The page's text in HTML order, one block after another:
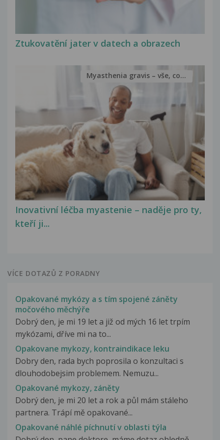
Ztukovatění jater v datech a obrazech
Inovativní léčba myastenie – naděje pro ty,
kteří ji...
Myasthenia gravis – vše, co...
VÍCE DOTAZŮ Z PORADNY
Opakované mykózy a s tím spojené záněty
močového měchýře
Dobrý den, je mi 19 let a již od mých 16 let trpím
mykózami, dříve mi na to...
Opakovane mykozy, kontraindikace leku
Dobry den, rada bych poprosila o konzultaci s
dlouhodobejsim problemem. Nemuzu...
Opakované mykozy, záněty
Dobrý den, je mi 20 let a rok a půl mám stáleho
partnera. Trápí mě opakované...
Opakované náhlé píchnutí v oblasti týla